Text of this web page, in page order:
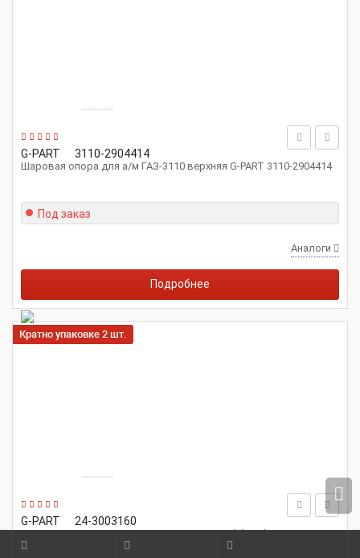
G-PART 3110-2904414
Шаровая опора для а/м ГАЗ-3110 верхняя G-PART 3110-2904414
Под заказ
Аналоги
Подробнее
G-PART 24-3003160
Шарнир тяги рулевой для а/м ГАЗ-2410 в сб. (1шт) G-PART 24-
3003160
Кратно упаковке 2 шт.